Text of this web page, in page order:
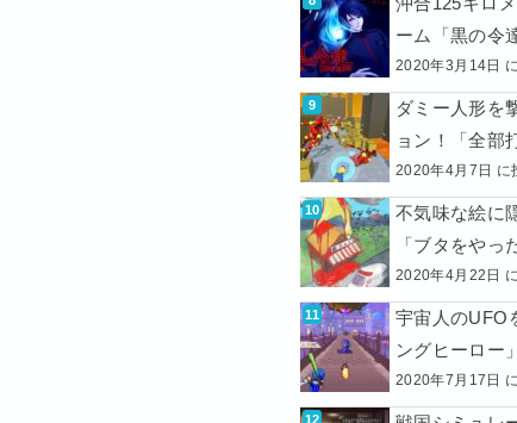
ーム「黒の令
2020年3月14日
ダミー人形を
ョン！「全部
2020年4月7日 に
不気味な絵に
「ブタをやっ
2020年4月22日
宇宙人のUFO
ングヒーロー
2020年7月17日